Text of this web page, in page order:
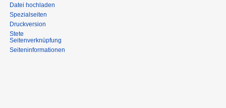
Datei hochladen
Spezialseiten
Druckversion
Stete
Seitenverknüpfung
Seiten­informationen